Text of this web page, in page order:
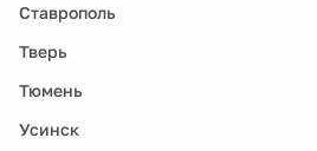
Ставрополь
Тверь
Тюмень
Усинск